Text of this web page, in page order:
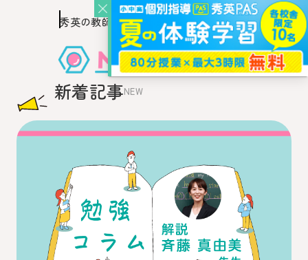
このページの本文へ移動
秀英の教師を知り、
秀英の教師から教わるウェブ・メディア
新着記事NEW